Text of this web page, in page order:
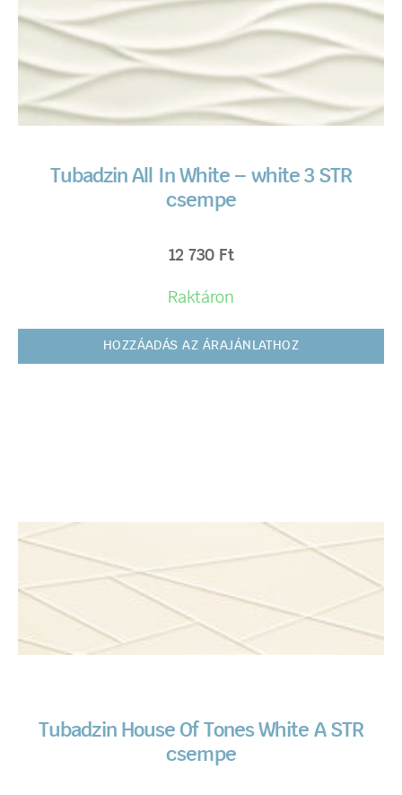
Tubadzin All In White – white 3 STR
csempe
12 730 Ft
Raktáron
HOZZÁADÁS AZ ÁRAJÁNLATHOZ
Tubadzin House Of Tones White A STR
csempe